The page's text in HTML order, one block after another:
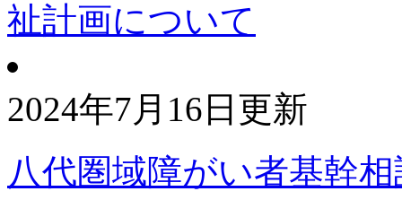
祉計画について
2024年7月16日更新
八代圏域障がい者基幹